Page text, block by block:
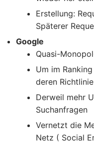
Erstellung:
Späterer
Google
Quasi-
Um im
deren
Derweil mehr
Suchanfragen
Vernetzt die
Netz ( Social